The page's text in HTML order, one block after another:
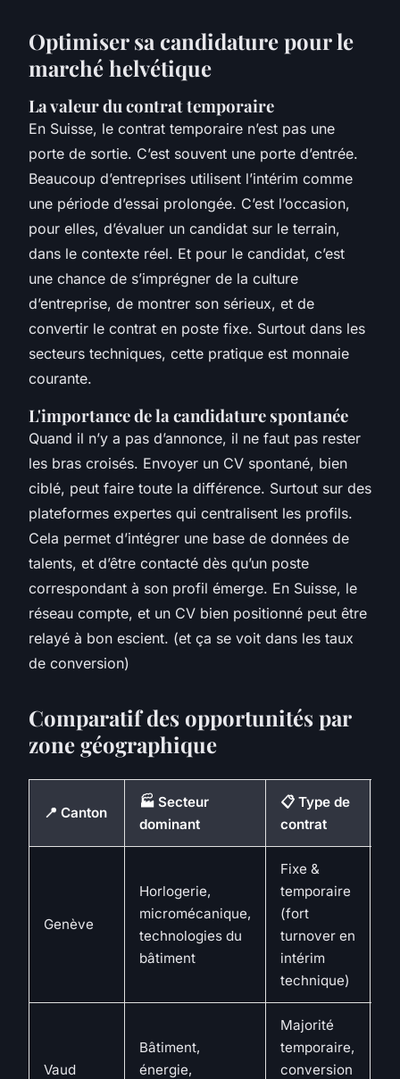
Optimiser sa candidature pour le
marché helvétique
La valeur du contrat temporaire
En Suisse, le contrat temporaire n’est pas une
porte de sortie. C’est souvent une porte d’entrée.
Beaucoup d’entreprises utilisent l’intérim comme
une période d’essai prolongée. C’est l’occasion,
pour elles, d’évaluer un candidat sur le terrain,
dans le contexte réel. Et pour le candidat, c’est
une chance de s’imprégner de la culture
d’entreprise, de montrer son sérieux, et de
convertir le contrat en poste fixe. Surtout dans les
secteurs techniques, cette pratique est monnaie
courante.
L'importance de la candidature spontanée
Quand il n’y a pas d’annonce, il ne faut pas rester
les bras croisés. Envoyer un CV spontané, bien
ciblé, peut faire toute la différence. Surtout sur des
plateformes expertes qui centralisent les profils.
Cela permet d’intégrer une base de données de
talents, et d’être contacté dès qu’un poste
correspondant à son profil émerge. En Suisse, le
réseau compte, et un CV bien positionné peut être
relayé à bon escient. (et ça se voit dans les taux
de conversion)
Comparatif des opportunités par
zone géographique
📍 Canton
🏭 Secteur
dominant
📋 Type de
contrat
Genève
Horlogerie,
micromécanique,
technologies du
bâtiment
Fixe &
temporaire
(fort
turnover en
intérim
technique)
Vaud
Bâtiment,
énergie,
Majorité
temporaire,
conversion